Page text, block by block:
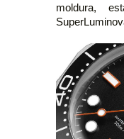
moldura,